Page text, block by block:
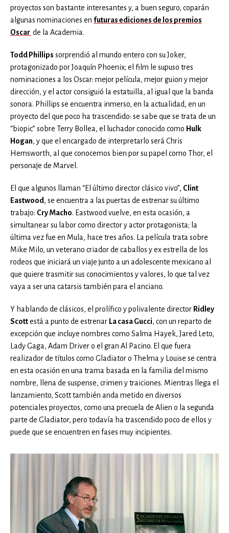
proyectos son bastante interesantes y, a buen seguro, coparán
algunas nominaciones en futuras ediciones de los premios
Oscar de la Academia.
Todd Phillips sorprendió al mundo entero con su Joker,
protagonizado por Joaquín Phoenix; el film le supuso tres
nominaciones a los Oscar: mejor película, mejor guion y mejor
dirección, y el actor consiguió la estatuilla, al igual que la banda
sonora. Phillips se encuentra inmerso, en la actualidad, en un
proyecto del que poco ha trascendido: se sabe que se trata de un
“biopic” sobre Terry Bollea, el luchador conocido como Hulk
Hogan, y que el encargado de interpretarlo será Chris
Hemsworth, al que conocemos bien por su papel como Thor, el
personaje de Marvel.
El que algunos llaman “El último director clásico vivo”, Clint
Eastwood, se encuentra a las puertas de estrenar su último
trabajo: Cry Macho. Eastwood vuelve, en esta ocasión, a
simultanear su labor como director y actor protagonista; la
última vez fue en Mula, hace tres años. La película trata sobre
Mike Milo, un veterano criador de caballos y ex estrella de los
rodeos que iniciará un viaje junto a un adolescente mexicano al
que quiere trasmitir sus conocimientos y valores, lo que tal vez
vaya a ser una catarsis también para el anciano.
Y hablando de clásicos, el prolífico y polivalente director Ridley
Scottestá a punto de estrenar La casa Gucci, con un reparto de
excepción que incluye nombres como Salma Hayek, Jared Leto,
Lady Gaga, Adam Driver o el gran Al Pacino. El que fuera
realizador de títulos como Gladiator o Thelma y Louise se centra
en esta ocasión en una trama basada en la familia del mismo
nombre, llena de suspense, crimen y traiciones. Mientras llega el
lanzamiento, Scott también anda metido en diversos
potenciales proyectos, como una precuela de Alien o la segunda
parte de Gladiator, pero todavía ha trascendido poco de ellos y
puede que se encuentren en fases muy incipientes.